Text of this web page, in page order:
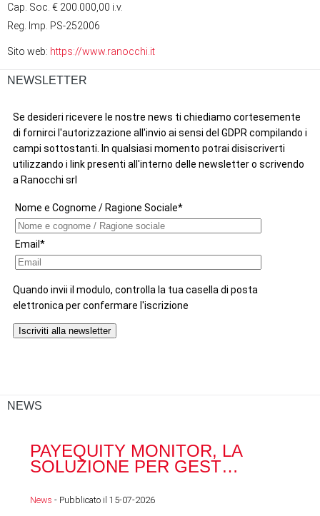
Cap. Soc. € 200.000,00 i.v.
Reg. Imp. PS-252006
Sito web: https://www.ranocchi.it
NEWSLETTER
NEWS
PAYEQUITY MONITOR, LA
SOLUZIONE PER GEST…
News - Pubblicato il 15-07-2026